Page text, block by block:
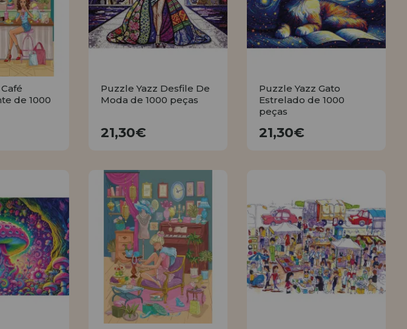
de 1000
Puzzle Yazz Desfile De
Moda de 1000 peças
21,30€
Puzzle Yazz Gato
Estrelado de 1000
peças
21,30€